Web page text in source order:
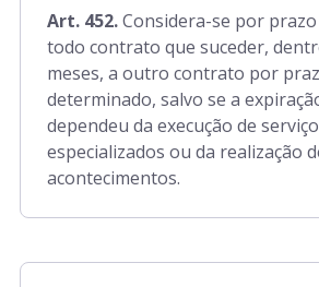
Art. 452.Considera-se por
todo contrato que suceder,
meses, a outro contrato por
determinado, salvo se a
dependeu da execução de
especializados ou da realização
acontecimentos.